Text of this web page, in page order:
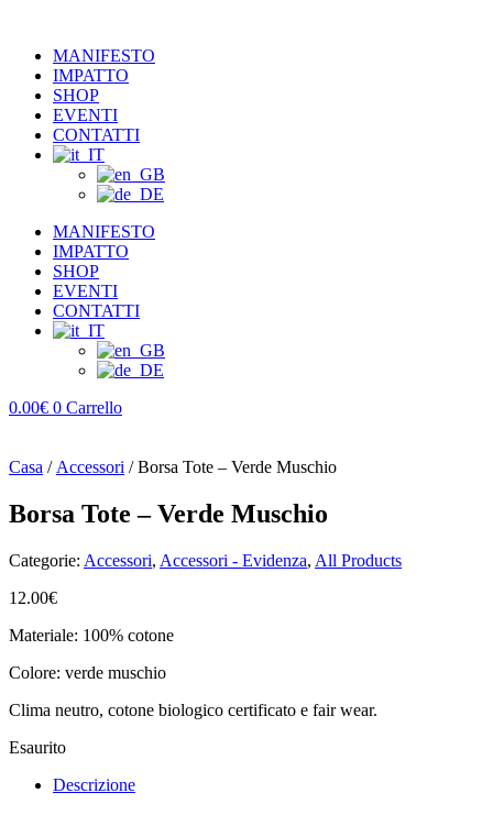
MANIFESTO
IMPATTO
SHOP
EVENTI
CONTATTI
MANIFESTO
IMPATTO
SHOP
EVENTI
CONTATTI
0.00€ 0 Carrello
Casa / Accessori / Borsa Tote – Verde Muschio
Borsa Tote – Verde Muschio
Categorie: Accessori, Accessori - Evidenza, All Products
12.00€
Materiale: 100% cotone
Colore: verde muschio
Clima neutro, cotone biologico certificato e fair wear.
Esaurito
Descrizione